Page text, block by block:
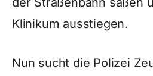
Klinikum ausstiegen.
Nun sucht die Polizei